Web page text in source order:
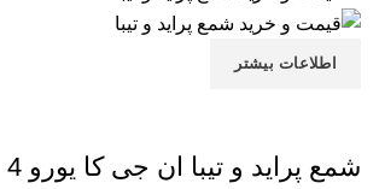
اطلاعات بیشتر
شمع پراید و تیبا ان جی کا یورو 4